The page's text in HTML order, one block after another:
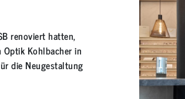
renoviert hatten,
Kohlbacher in
die Neugestaltung